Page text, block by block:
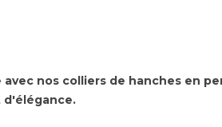
nos colliers de hanches en